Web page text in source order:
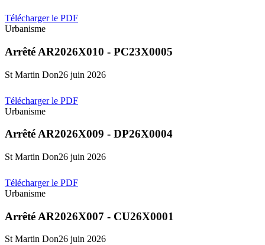
Télécharger le PDF
Urbanisme
Arrêté AR2026X010 - PC23X0005
St Martin Don26 juin 2026
Télécharger le PDF
Urbanisme
Arrêté AR2026X009 - DP26X0004
St Martin Don26 juin 2026
Télécharger le PDF
Urbanisme
Arrêté AR2026X007 - CU26X0001
St Martin Don26 juin 2026